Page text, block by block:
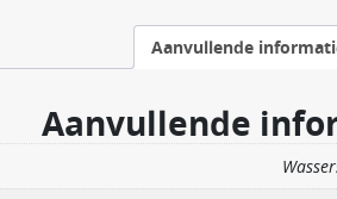
Aanvullende
Aanvullende